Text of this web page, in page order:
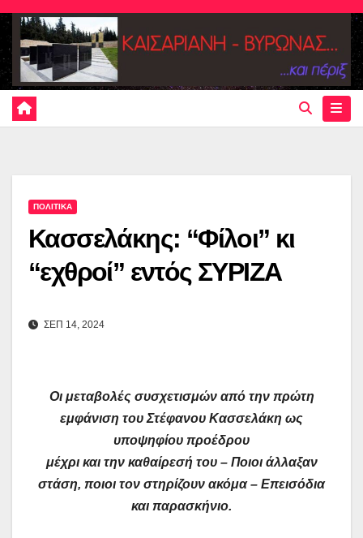
Skip
content
ΠΟΛΙΤΙΚΑ
Κασσελάκης: “Φίλοι” κι
“εχθροί” εντός ΣΥΡΙΖΑ
ΣΕΠ 14, 2024
Οι μεταβολές συσχετισμών από την πρώτη
εμφάνιση του Στέφανου Κασσελάκη ως
υποψηφίου προέδρου
μέχρι και την καθαίρεσή του – Ποιοι άλλαξαν
στάση, ποιοι τον στηρίζουν ακόμα – Επεισόδια
και παρασκήνιο.